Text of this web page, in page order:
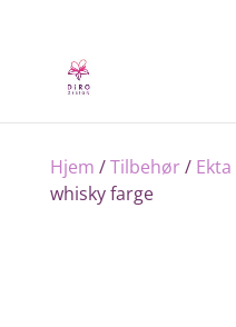
Hjem /Tilbehør/
whisky farge